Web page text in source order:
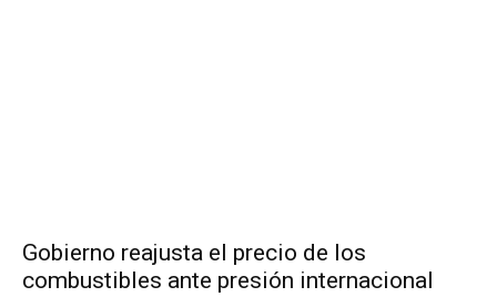
Gobierno reajusta el precio de los
combustibles ante presión internacional